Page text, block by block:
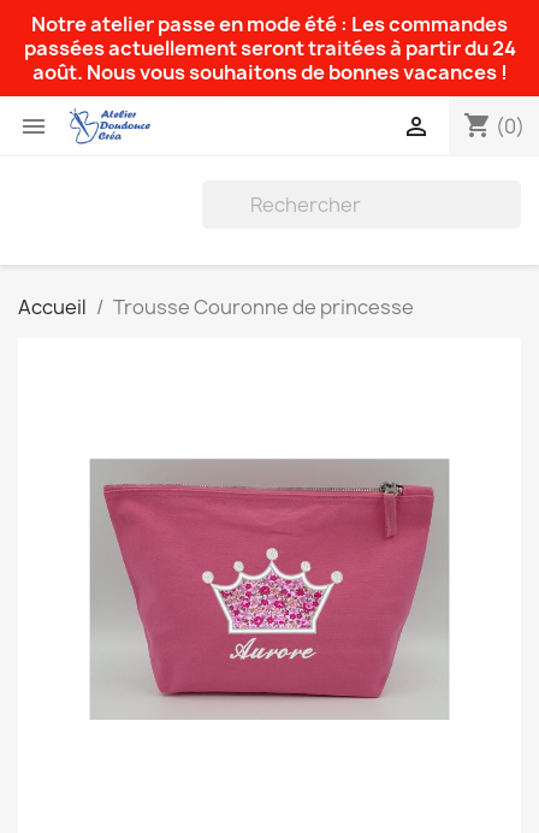
Notre atelier passe en mode été : Les commandes
passées actuellement seront traitées à partir du 24
août. Nous vous souhaitons de bonnes vacances !
 shopping_cart (0)

Accueil Trousse Couronne de princesse